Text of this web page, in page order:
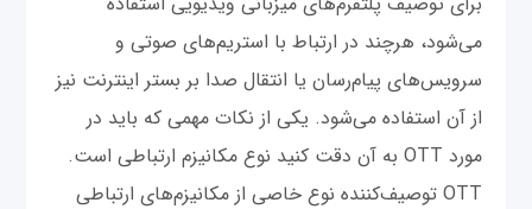
می‌شود، هرچند در ارتباط با استریم‌های صوتی و
سرویس‌های پیام‌رسان یا انتقال صدا بر بستر اینترنت نیز
از آن استفاده می‌شود. یکی از نکات مهمی که باید در
مورد OTT به آن دقت کنید نوع مکانیزم ارتباطی است.
OTT توصیف‌کننده نوع خاصی از مکانیزم‌های ارتباطی